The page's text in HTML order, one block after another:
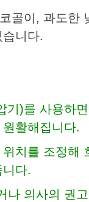
골이, 과도한
니다.
기)를 사용하
활해집니다.
치를 조정해
다.
나 의사의 권